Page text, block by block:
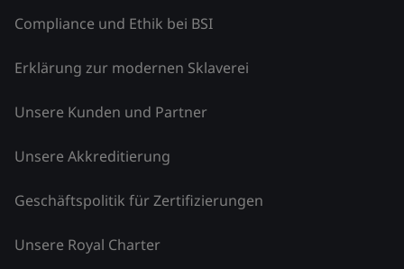
Compliance und Ethik bei BSI
Erklärung zur modernen Sklaverei
Unsere Kunden und Partner
Unsere Akkreditierung
Geschäftspolitik für Zertifizierungen
Unsere Royal Charter